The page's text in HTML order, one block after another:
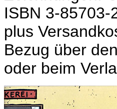
ISBN 3-
plus
Bezug über
oder beim